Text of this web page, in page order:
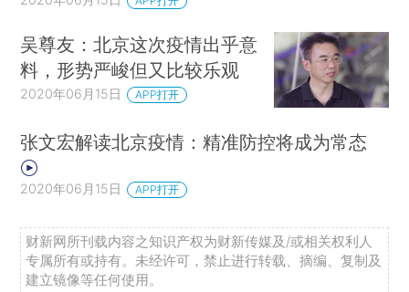
吴尊友：北京这次疫情出乎意
料，形势严峻但又比较乐观
2020年06月15日 APP打开
张文宏解读北京疫情：精准防控将成为常态
2020年06月15日 APP打开
财新网所刊载内容之知识产权为财新传媒及/或相关权利人
专属所有或持有。未经许可，禁止进行转载、摘编、复制及
建立镜像等任何使用。